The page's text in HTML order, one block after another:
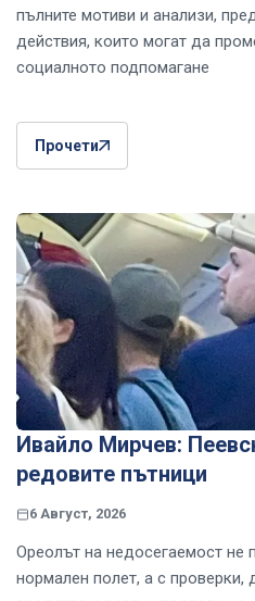
пълните мотиви и анализи,
действия, които могат да
социалното подпомагане
Прочети
Ивайло Мирчев:
редовите пътници
6 Август, 2026
Ореолът на недосегаемост не
нормален полет, а с проверки,